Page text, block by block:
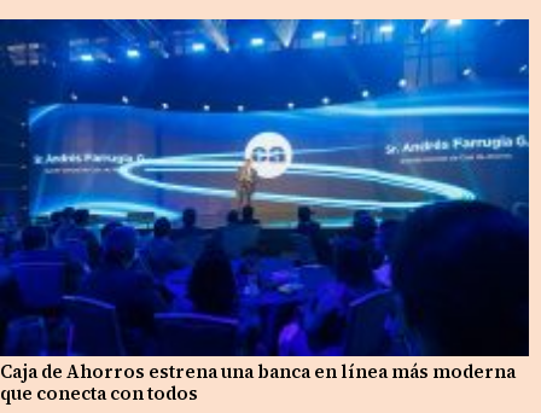
Caja de Ahorros estrena una banca en línea más moderna
que conecta con todos